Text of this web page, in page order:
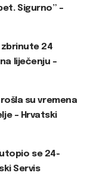
Sigurno” –
zbrinute 24
liječenju –
su vremena
– Hrvatski
se 24-
Servis